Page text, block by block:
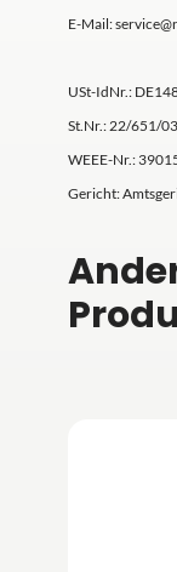
E‍-‍Mail:
USt‍-‍IdNr.:
St.Nr.: 22‍/‍651‍/‍
WEEE-Nr.:
Gericht: